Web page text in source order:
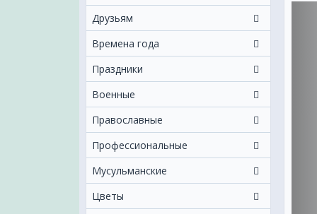
Друзьям
Времена года
Праздники
Военные
Православные
Профессиональные
Мусульманские
Цветы